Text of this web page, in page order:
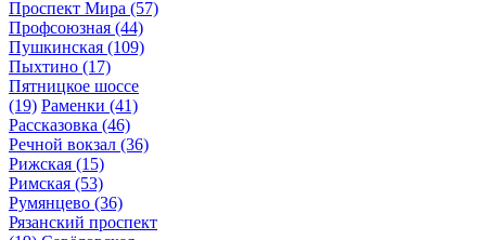
Проспект Мира (57)
Профсоюзная (44)
Пушкинская (109)
Пыхтино (17)
Пятницкое шоссе
(19) Раменки (41)
Рассказовка (46)
Речной вокзал (36)
Рижская (15)
Римская (53)
Румянцево (36)
Рязанский проспект